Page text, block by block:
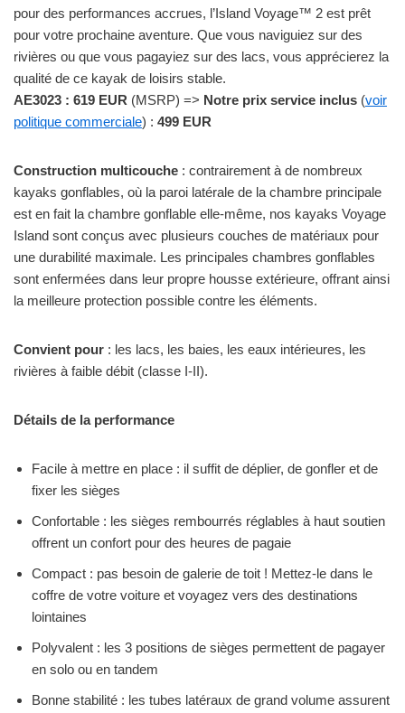
pour des performances accrues, l’Island Voyage™ 2 est prêt
pour votre prochaine aventure. Que vous naviguiez sur des
rivières ou que vous pagayiez sur des lacs, vous apprécierez la
qualité de ce kayak de loisirs stable.
AE3023 : 619 EUR (MSRP) => Notre prix service inclus (voir
politique commerciale) : 499 EUR
Construction multicouche : contrairement à de nombreux
kayaks gonflables, où la paroi latérale de la chambre principale
est en fait la chambre gonflable elle-même, nos kayaks Voyage
Island sont conçus avec plusieurs couches de matériaux pour
une durabilité maximale. Les principales chambres gonflables
sont enfermées dans leur propre housse extérieure, offrant ainsi
la meilleure protection possible contre les éléments.
Convient pour : les lacs, les baies, les eaux intérieures, les
rivières à faible débit (classe I-II).
Détails de la performance
Facile à mettre en place : il suffit de déplier, de gonfler et de
fixer les sièges
Confortable : les sièges rembourrés réglables à haut soutien
offrent un confort pour des heures de pagaie
Compact : pas besoin de galerie de toit ! Mettez-le dans le
coffre de votre voiture et voyagez vers des destinations
lointaines
Polyvalent : les 3 positions de sièges permettent de pagayer
en solo ou en tandem
Bonne stabilité : les tubes latéraux de grand volume assurent